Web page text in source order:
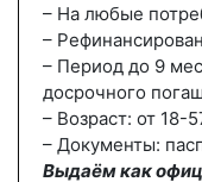
– На любые
–
– Период до 9
досрочного
– Возраст: от 18-
– Документы:
Выдаём как